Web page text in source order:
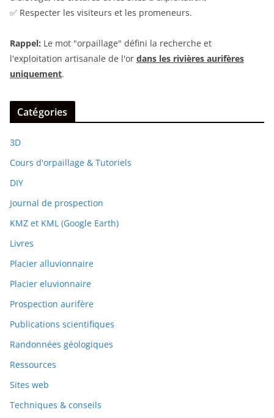
✅ Respecter les visiteurs et les promeneurs.
Rappel: Le mot "orpaillage" défini la recherche et
l'exploitation artisanale de l'or dans les rivières aurifères
uniquement.
Catégories
3D
Cours d'orpaillage & Tutoriels
DIY
Journal de prospection
KMZ et KML (Google Earth)
Livres
Placier alluvionnaire
Placier eluvionnaire
Prospection aurifère
Publications scientifiques
Randonnées géologiques
Ressources
Sites web
Techniques & conseils